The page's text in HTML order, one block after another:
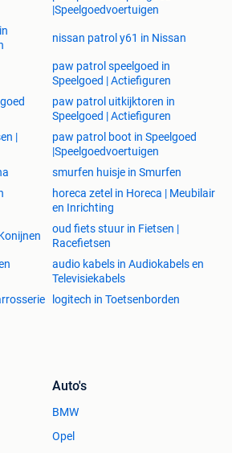
|Speelgoedvoertuigen
nissan patrol y61 in Nissan
paw patrol speelgoed in
Speelgoed | Actiefiguren
paw patrol uitkijktoren in
Speelgoed | Actiefiguren
|
paw patrol boot in Speelgoed
|Speelgoedvoertuigen
smurfen huisje in Smurfen
horeca zetel in Horeca | Meubilair
en Inrichting
oud fiets stuur in Fietsen |
Racefietsen
audio kabels in Audiokabels en
Televisiekabels
logitech in Toetsenborden
Auto's
BMW
Opel